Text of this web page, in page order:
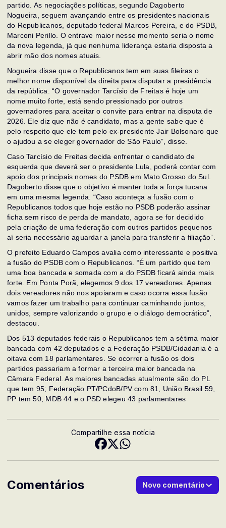
partido. As negociações políticas, segundo Dagoberto
Nogueira, seguem avançando entre os presidentes nacionais
do Republicanos, deputado federal Marcos Pereira, e do PSDB,
Marconi Perillo. O entrave maior nesse momento seria o nome
da nova legenda, já que nenhuma liderança estaria disposta a
abrir mão dos nomes atuais.
Nogueira disse que o Republicanos tem em suas fileiras o
melhor nome disponível da direita para disputar a presidência
da república. “O governador Tarcísio de Freitas é hoje um
nome muito forte, está sendo pressionado por outros
governadores para aceitar o convite para entrar na disputa de
2026. Ele diz que não é candidato, mas a gente sabe que é
pelo respeito que ele tem pelo ex-presidente Jair Bolsonaro que
o ajudou a se eleger governador de São Paulo”, disse.
Caso Tarcísio de Freitas decida enfrentar o candidato de
esquerda que deverá ser o presidente Lula, poderá contar com
apoio dos principais nomes do PSDB em Mato Grosso do Sul.
Dagoberto disse que o objetivo é manter toda a força tucana
em uma mesma legenda. “Caso aconteça a fusão com o
Republicanos todos que hoje estão no PSDB poderão assinar
ficha sem risco de perda de mandato, agora se for decidido
pela criação de uma federação com outros partidos pequenos
aí seria necessário aguardar a janela para transferir a filiação”.
O prefeito Eduardo Campos avalia como interessante e positiva
a fusão do PSDB com o Republicanos. “É um partido que tem
uma boa bancada e somada com a do PSDB ficará ainda mais
forte. Em Ponta Porã, elegemos 9 dos 17 vereadores. Apenas
dois vereadores não nos apoiaram e caso ocorra essa fusão
vamos fazer um trabalho para continuar caminhando juntos,
unidos, sempre valorizando o grupo e o diálogo democrático”,
destacou.
Dos 513 deputados federais o Republicanos tem a sétima maior
bancada com 42 deputados e a Federação PSDB/Cidadania é a
oitava com 18 parlamentares. Se ocorrer a fusão os dois
partidos passariam a formar a terceira maior bancada na
Câmara Federal. As maiores bancadas atualmente são do PL
que tem 95; Federação PT/PCdoB/PV com 81, União Brasil 59,
PP tem 50, MDB 44 e o PSD elegeu 43 parlamentares
Compartilhe essa notícia
Comentários Novo comentário